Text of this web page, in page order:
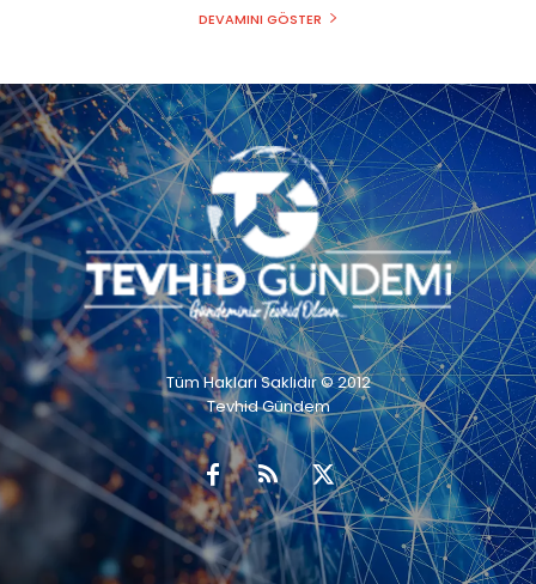
DEVAMINI GÖSTER
Tüm Hakları Saklıdır © 2012
Tevhid Gündem